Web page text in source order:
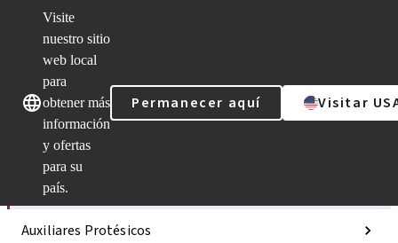
Visite
nuestro sitio
web local
para
obtener más
información
y ofertas
para su
país.
Permanecer aquí Visitar
Categorías
Líneas de implantes
Auxiliares Protésicos